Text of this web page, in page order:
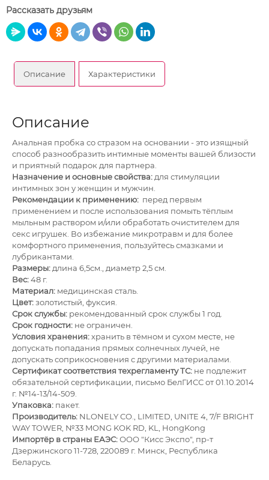
Рассказать друзьям
Описание Характеристики
Описание
Анальная пробка со стразом на основании - это изящный
способ разнообразить интимные моменты вашей близости
и приятный подарок для партнера.
Назначение и основные свойства:для стимуляции
интимных зон у женщин и мужчин.
Рекомендации к применению: перед первым
применением и после использования помыть тёплым
мыльным раствором и/или обработать очистителем для
секс игрушек. Во избежание микротравм и для более
комфортного применения, пользуйтесь смазками и
лубрикантами.
Размеры:длина 6,5см., диаметр 2,5 см.
Вес:48 г.
Материал: медицинская сталь.
Цвет:золотистый, фуксия.
Срок службы: рекомендованный срок службы 1 год.
Срок годности: не ограничен.
Условия хранения:хранить в тёмном и сухом месте, не
допускать попадания прямых солнечных лучей, не
допускать соприкосновения с другими материалами.
Сертификат соответствия техрегламенту ТС: не подлежит
обязательной сертификации, письмо БелГИСС от 01.10.2014
г. №14-13/14-509.
Упаковка: пакет.
Производитель: NLONELY CO., LIMITED, UNITE 4, 7/F BRIGHT
WAY TOWER, №33 MONG KOK RD, KL, HongKong
Импортёр в страны ЕАЭС:ОOО "Кисс Экспо", пр-т
Дзержинского 11-728, 220089 г. Минск, Республика
Беларусь.